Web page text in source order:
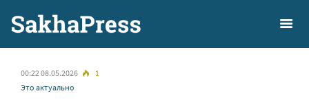
00:22 08.05.2026
1
Это актуально